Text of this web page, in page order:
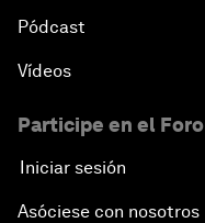
Pódcast
Vídeos
Participe en el Foro
Iniciar sesión
Asóciese con nosotros